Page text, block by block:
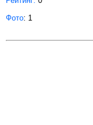
Фото: 1